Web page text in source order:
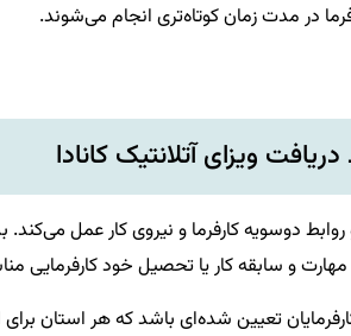
در مدت زمان کوتاه‌تری انجام می‌شوند.
ویزای آتلانتیک کانادا
دوسویه کارفرما و نیروی کار عمل
مهارت و سابقه کار یا تحصیل خود کارفرمایی
تعیین شده‌ای باشد که هر استان